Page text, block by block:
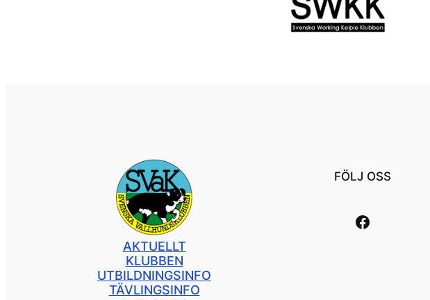
AKTUELLT
KLUBBEN
UTBILDNINGSINFO
TÄVLINGSINFO
FÖLJ OSS
Länk till vår facebooksida